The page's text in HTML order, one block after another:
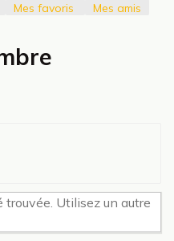
Mes favoris Mes amis
trouvée. Utilisez un autre